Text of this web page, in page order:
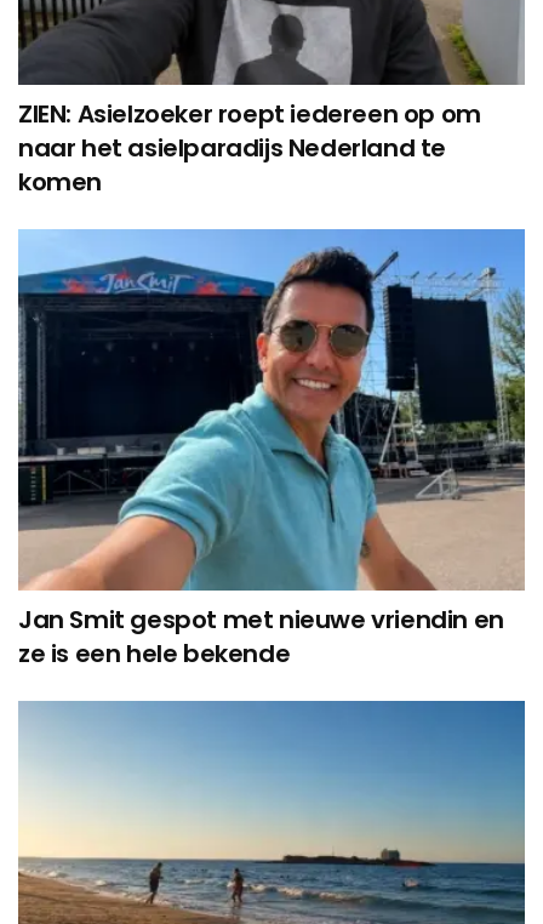
ZIEN: Asielzoeker roept iedereen op om
naar het asielparadijs Nederland te
komen
Jan Smit gespot met nieuwe vriendin en
ze is een hele bekende